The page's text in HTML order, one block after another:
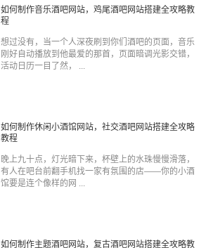
如何制作音乐酒吧网站，鸡尾酒吧网站搭建全攻略教
程
想过没有，当一个人深夜刷到你们酒吧的页面，音乐
刚好自动播放到他最爱的那首，页面暗调光影交错，
活动日历一目了然， ...
如何制作休闲小酒馆网站，社交酒吧网站搭建全攻略
教程
晚上九十点，灯光暗下来，杯壁上的水珠慢慢滑落，
有人在吧台前翻手机找一家有氛围的店——你的小酒
馆要是连个像样的网 ...
如何制作主题酒吧网站，复古酒吧网站搭建全攻略教